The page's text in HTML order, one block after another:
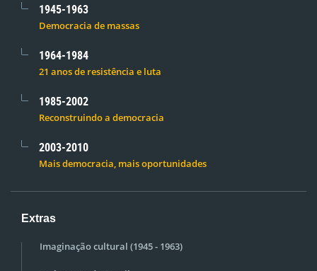
1945-1963
Democracia de massas
1964-1984
21 anos de resistência e luta
1985-2002
Reconstruindo a democracia
2003-2010
Mais democracia, mais oportunidades
Extras
Imaginação cultural (1945 - 1963)